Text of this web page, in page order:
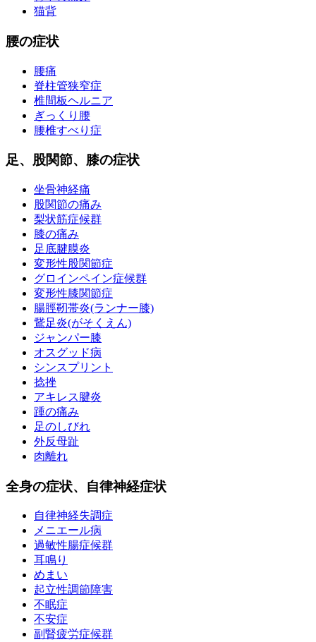
猫背
腰の症状
腰痛
脊柱管狭窄症
椎間板ヘルニア
ぎっくり腰
腰椎すべり症
足、股関節、膝の症状
坐骨神経痛
股関節の痛み
梨状筋症候群
膝の痛み
足底腱膜炎
変形性股関節症
グロインペイン症候群
変形性膝関節症
腸脛靭帯炎(ランナー膝)
鵞足炎(がそくえん)
ジャンパー膝
オスグッド病
シンスプリント
捻挫
アキレス腱炎
踵の痛み
足のしびれ
外反母趾
肉離れ
全身の症状、自律神経症状
自律神経失調症
メニエール病
過敏性腸症候群
耳鳴り
めまい
起立性調節障害
不眠症
不安症
副腎疲労症候群